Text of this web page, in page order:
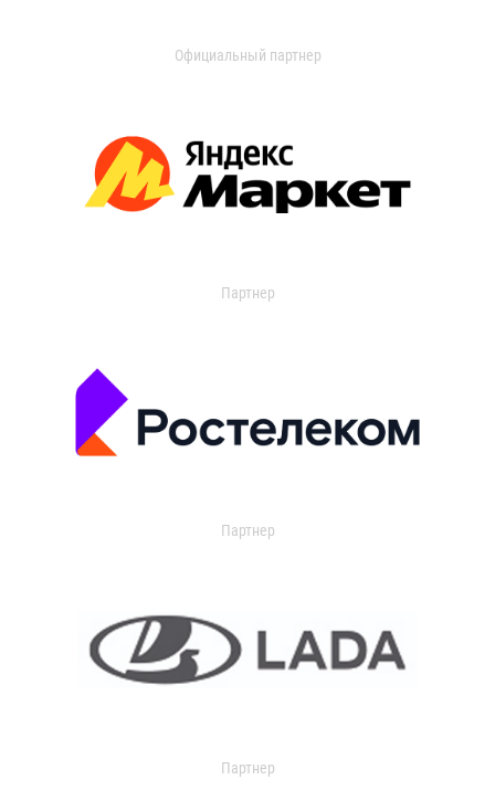
Официальный партнер
Партнер
Партнер
Партнер